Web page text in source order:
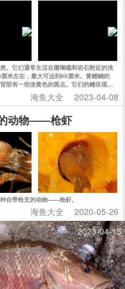
。它们通常生活在珊瑚礁和岩石附近的浅
米左右，最大可达到60厘米。黄鳍鲷的
部有一些淡黄色的斑点。它们的鳍呈现出
海鱼大全 2023-04-08
动物——枪虾
自带枪支的动物——枪虾。
海鱼大全
2020-05-26
2023-04-15